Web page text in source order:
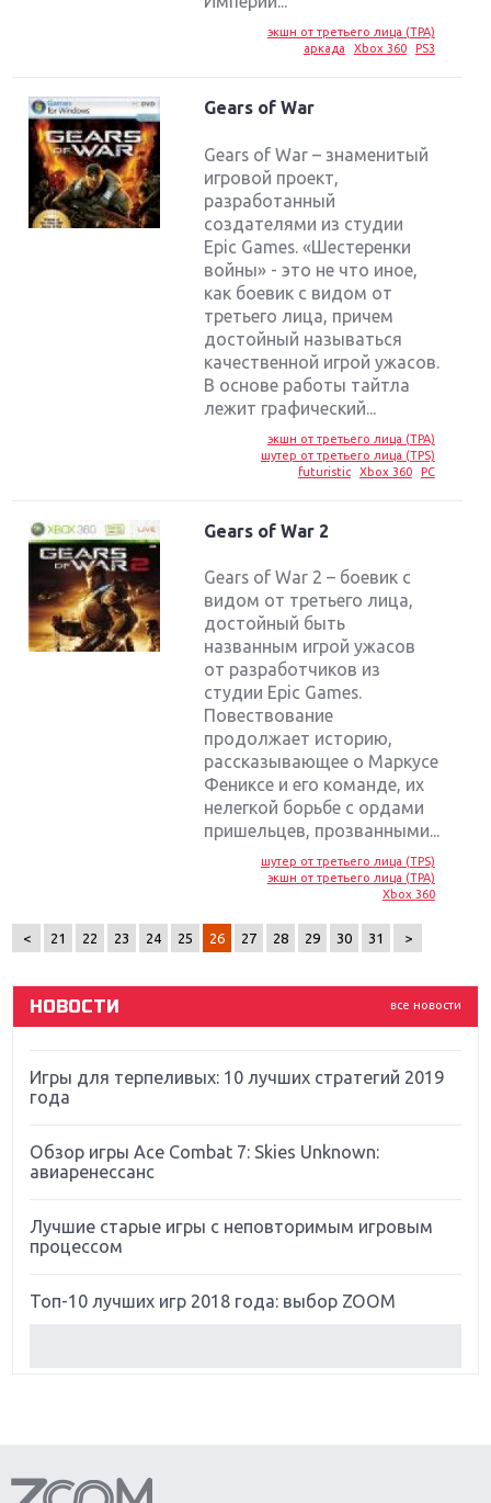
экшн от третьего лица (TPA)
аркада
Xbox 360 PS3
Gears of War
Gears of War – знаменитый
игровой проект,
разработанный
создателями из студии
Epic Games. «Шестеренки
войны» - это не что иное,
как боевик с видом от
третьего лица, причем
достойный называться
качественной игрой ужасов.
В основе работы тайтла
лежит графический...
экшн от третьего лица (TPA)
шутер от третьего лица (TPS)
futuristic
Xbox 360 PC
Gears of War 2
Gears of War 2 – боевик с
видом от третьего лица,
достойный быть
названным игрой ужасов
от разработчиков из
студии Epic Games.
Повествование
продолжает историю,
рассказывающее о Маркусе
Фениксе и его команде, их
нелегкой борьбе с ордами
пришельцев, прозванными...
шутер от третьего лица (TPS)
экшн от третьего лица (TPA)
Xbox 360
< 21 22 23 24 25 26 27 28 29 30 31 >
все новости
НОВОСТИ
Крупнейшие релизы мая: Nintendo, Microsoft и
Новинки для Nintendo Switch: Labo, South Park и
Far Cry 5: хвалить нельзя ругать
Игры для терпеливых: 10 лучших стратегий 2019
года
Обзор игры Ace Combat 7: Skies Unknown:
авиаренессанс
Лучшие старые игры с неповторимым игровым
процессом
Топ-10 лучших игр 2018 года: выбор ZOOM